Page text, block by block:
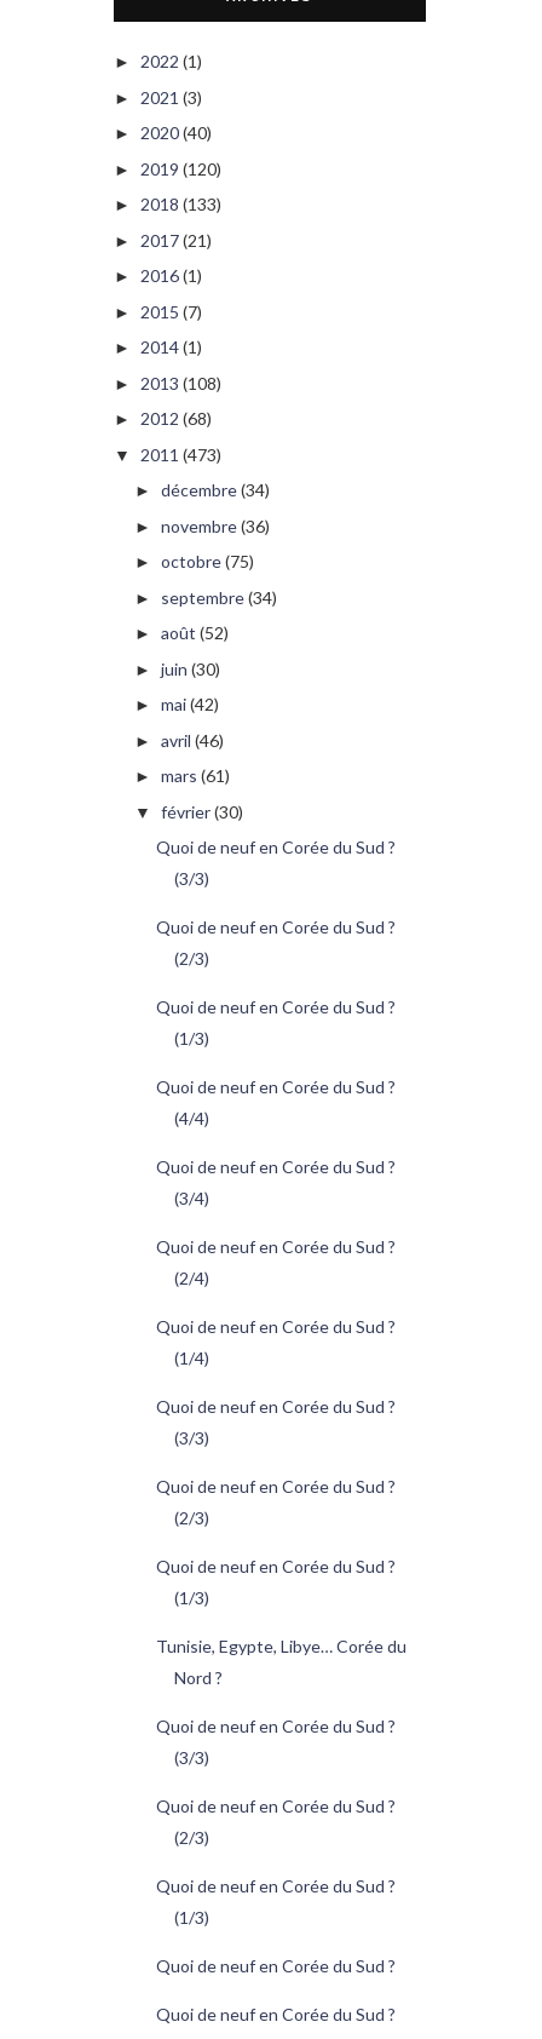
► 2022 (1)
► 2021 (3)
► 2020(40)
► 2019 (120)
► 2018 (133)
► 2017(21)
► 2016(1)
► 2015 (7)
► 2014(1)
► 2013 (108)
► 2012 (68)
▼ 2011 (473)
► décembre(34)
► novembre(36)
► octobre(75)
► septembre(34)
► août (52)
► juin (30)
► mai(42)
► avril (46)
► mars (61)
▼ février(30)
Quoi de neuf en Corée du Sud ?
(3/3)
Quoi de neuf en Corée du Sud ?
(2/3)
Quoi de neuf en Corée du Sud ?
(1/3)
Quoi de neuf en Corée du Sud ?
(4/4)
Quoi de neuf en Corée du Sud ?
(3/4)
Quoi de neuf en Corée du Sud ?
(2/4)
Quoi de neuf en Corée du Sud ?
(1/4)
Quoi de neuf en Corée du Sud ?
(3/3)
Quoi de neuf en Corée du Sud ?
(2/3)
Quoi de neuf en Corée du Sud ?
(1/3)
Tunisie, Egypte, Libye… Corée du
Nord ?
Quoi de neuf en Corée du Sud ?
(3/3)
Quoi de neuf en Corée du Sud ?
(2/3)
Quoi de neuf en Corée du Sud ?
(1/3)
Quoi de neuf en Corée du Sud ?
Quoi de neuf en Corée du Sud ?